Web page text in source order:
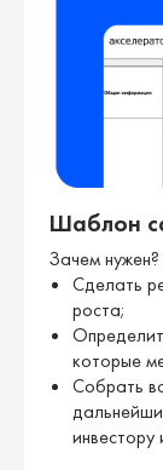
Таблицы
развития
Всё, что
Шаблон
Зачем нужен?
Сделать
роста;
которые
Собрать
инвестору